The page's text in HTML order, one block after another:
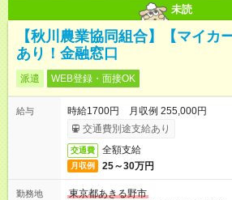
未読
【秋川農業協同組合】【マイカ
あり！金融窓口
派遣 WEB登録・面接OK
給与
時給1700円 月収例 255,000円
交通費別途支給あり
交通費 全額支給
月収例 25～30万円
勤務地
東京都あきる野市